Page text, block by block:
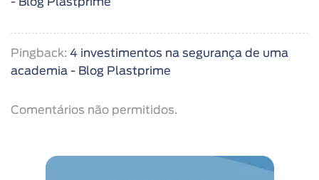
Pingback: 4 investimentos na segurança de uma
academia - Blog Plastprime
Comentários não permitidos.